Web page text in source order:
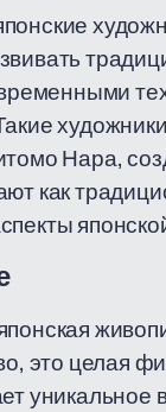
Нара,
как
это целая
уникальное